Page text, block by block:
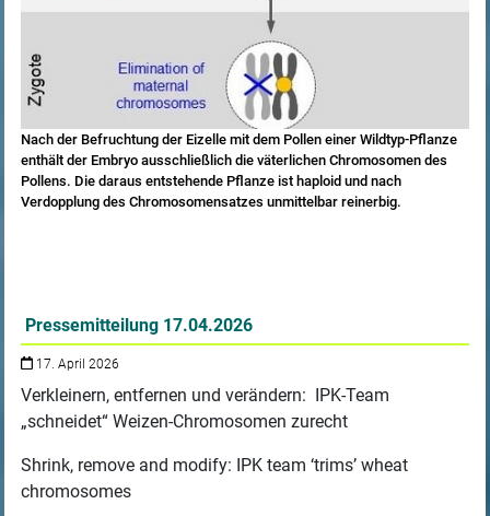
Nach der Befruchtung der Eizelle mit dem Pollen einer Wildtyp-Pflanze
enthält der Embryo ausschließlich die väterlichen Chromosomen des
Pollens. Die daraus entstehende Pflanze ist haploid und nach
Verdopplung des Chromosomensatzes unmittelbar reinerbig.
Pressemitteilung 17.04.2026
17. April 2026
Verkleinern, entfernen und verändern: IPK-Team
„schneidet“ Weizen-Chromosomen zurecht
Shrink, remove and modify: IPK team ‘trims’ wheat
chromosomes